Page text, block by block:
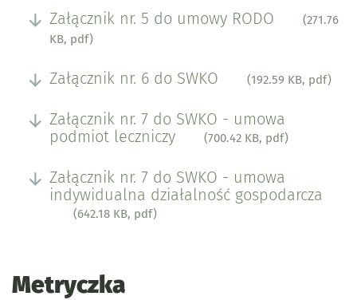
Załącznik nr. 5 do umowy RODO
(271.76
KB, pdf)
Załącznik nr. 6 do SWKO (192.59 KB, pdf)
Załącznik nr. 7 do SWKO - umowa
podmiot leczniczy
(700.42 KB, pdf)
Załącznik nr. 7 do SWKO - umowa
indywidualna działalność gospodarcza
(642.18 KB, pdf)
Metryczka